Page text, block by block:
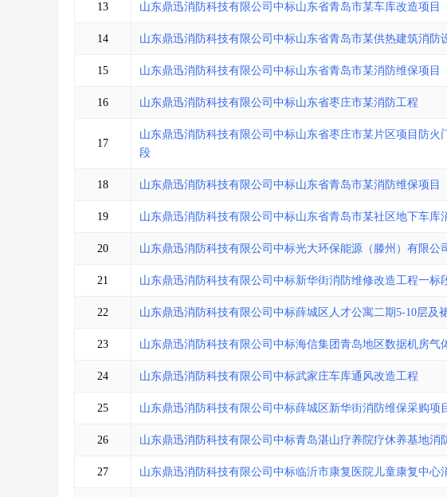
13 山东鼎迅消防科技有限公司中标山东省青岛市某车库改造项目
14 山东鼎迅消防科技有限公司中标山东省青岛市某供热建筑消防
15 山东鼎迅消防科技有限公司中标山东省青岛市某消防维保项目
16 山东鼎迅消防科技有限公司中标山东省枣庄市某消防工程
17
山东鼎迅消防科技有限公司中标山东省枣庄市某片区项目防
段
18 山东鼎迅消防科技有限公司中标山东省青岛市某消防维保项目
19 山东鼎迅消防科技有限公司中标山东省青岛市某社区地下车库
20 山东鼎迅消防科技有限公司中标光大环保能源（滕州）有限公
21 山东鼎迅消防科技有限公司中标新华街消防维修改造工程一标
22 山东鼎迅消防科技有限公司中标薛城区人才公寓二期5-10层及
23 山东鼎迅消防科技有限公司中标海信集团青岛地区数据机房气
24 山东鼎迅消防科技有限公司中标武家庄车库通风改造工程
25 山东鼎迅消防科技有限公司中标薛城区新华街消防维保采购项
26 山东鼎迅消防科技有限公司中标青岛湛山疗养院疗休养基地消
27 山东鼎迅消防科技有限公司中标临沂市康复医院儿童康复中心